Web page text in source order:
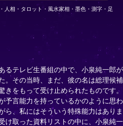
人相・タロット・風水家相・墨色・測字・足
るテレビ生番組の中で、小泉純一郎が
。その当時、まだ、彼の名は総理候補
きをもって受け止められたものです。
予言能力を持っているかのように思わ
ら、私にはそういう特殊能力はありま
け取った資料リストの中に、小泉純一